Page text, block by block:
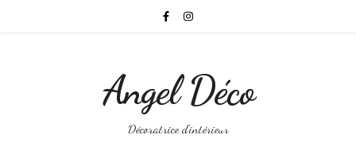
Angel Déco
Décoratrice d'intérieur